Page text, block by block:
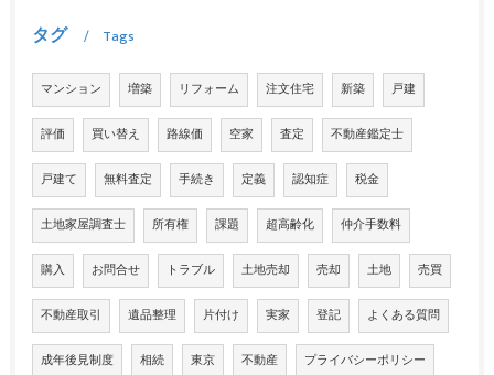
タグ Tags
マンション 増築 リフォーム 注文住宅 新築 戸建
評価 買い替え 路線価 空家 査定 不動産鑑定士
戸建て 無料査定 手続き 定義 認知症 税金
土地家屋調査士 所有権 課題 超高齢化 仲介手数料
購入 お問合せ トラブル 土地売却 売却 土地 売買
不動産取引 遺品整理 片付け 実家 登記 よくある質問
成年後見制度 相続 東京 不動産 プライバシーポリシー